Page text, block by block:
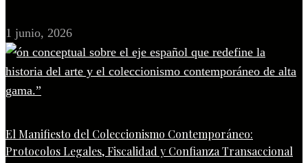
1 junio, 2026
El Manifiesto del Coleccionismo Contemporáneo:
Protocolos Legales, Fiscalidad y Confianza Transaccional